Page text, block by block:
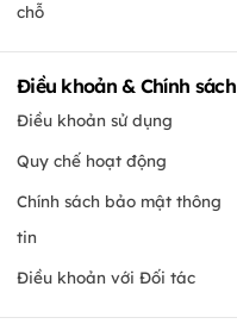
chỗ
Điều khoản & Chính sách
Điều khoản sử dụng
Quy chế hoạt động
Chính sách bảo mật thông
tin
Điều khoản với Đối tác